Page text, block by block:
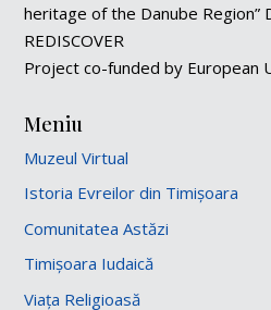
heritage of the Danube Region”
REDISCOVER
Project co-funded by European
Meniu
Muzeul Virtual
Istoria Evreilor din Timișoara
Comunitatea Astăzi
Timișoara Iudaică
Viața Religioasă